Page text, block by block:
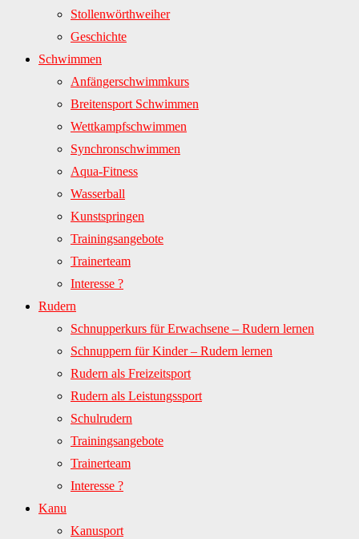
Stollenwörthweiher
Geschichte
Schwimmen
Anfängerschwimmkurs
Breitensport Schwimmen
Wettkampfschwimmen
Synchronschwimmen
Aqua-Fitness
Wasserball
Kunstspringen
Trainingsangebote
Trainerteam
Interesse ?
Rudern
Schnupperkurs für Erwachsene – Rudern lernen
Schnuppern für Kinder – Rudern lernen
Rudern als Freizeitsport
Rudern als Leistungssport
Schulrudern
Trainingsangebote
Trainerteam
Interesse ?
Kanu
Kanusport